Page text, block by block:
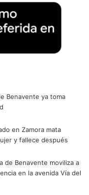
Benavente ya toma
en Zamora mata
y fallece después
de Benavente moviliza a
en la avenida Vía del